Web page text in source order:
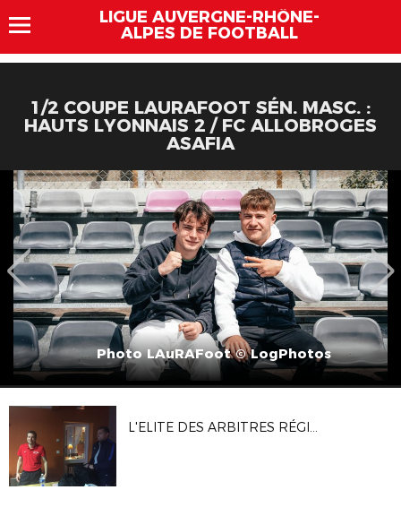
LIGUE AUVERGNE-RHÔNE-
ALPES DE FOOTBALL
1/2 COUPE LAURAFOOT SÉN. MASC. :
HAUTS LYONNAIS 2 / FC ALLOBROGES
ASAFIA
Photo LAuRAFoot © LogPhotos
L'ELITE DES ARBITRES RÉGIONAUX PREND DE LA HAUTEUR